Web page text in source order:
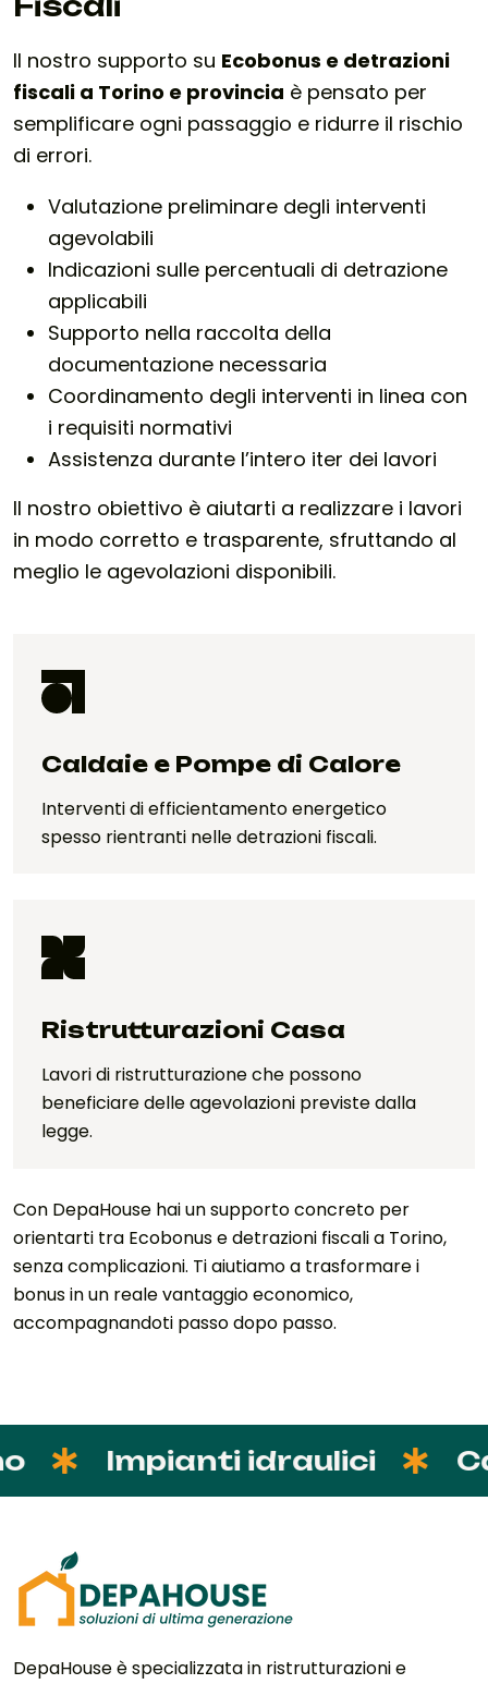
Il nostro supporto su Ecobonus e detrazioni
fiscali a Torino e provincia è pensato per
semplificare ogni passaggio e ridurre il rischio
di errori.
Valutazione preliminare degli interventi
agevolabili
Indicazioni sulle percentuali di detrazione
applicabili
Supporto nella raccolta della
documentazione necessaria
Coordinamento degli interventi in linea con
i requisiti normativi
Assistenza durante l’intero iter dei lavori
Il nostro obiettivo è aiutarti a realizzare i lavori
in modo corretto e trasparente, sfruttando al
meglio le agevolazioni disponibili.
Caldaie e Pompe di Calore
Interventi di efficientamento energetico
spesso rientranti nelle detrazioni fiscali.
Ristrutturazioni Casa
Lavori di ristrutturazione che possono
beneficiare delle agevolazioni previste dalla
legge.
Con DepaHouse hai un supporto concreto per
orientarti tra Ecobonus e detrazioni fiscali a Torino,
senza complicazioni. Ti aiutiamo a trasformare i
bonus in un reale vantaggio economico,
accompagnandoti passo dopo passo.
Impianti idraulici
DepaHouse è specializzata in ristrutturazioni e